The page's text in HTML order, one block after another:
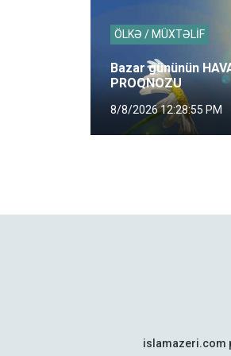
ÖLKƏ / MÜXTƏLİF
Bazar gününün
PROQNOZU
8/8/2026 12:28:55 PM
islamazeri.com